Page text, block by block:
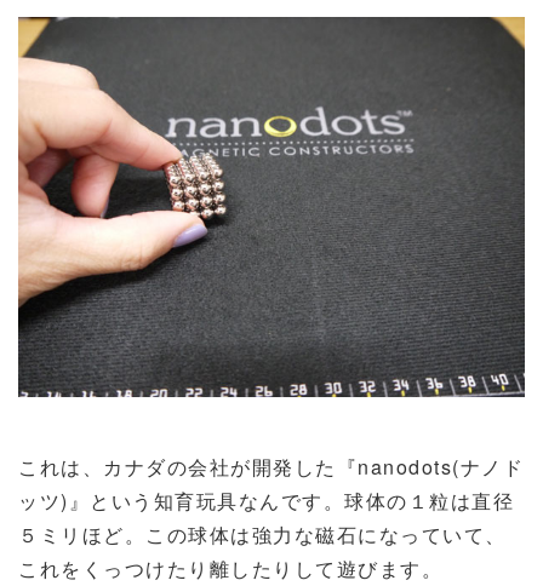
これは、カナダの会社が開発した『nanodots(ナノド
ッツ)』という知育玩具なんです。球体の１粒は直径
５ミリほど。この球体は強力な磁石になっていて、
これをくっつけたり離したりして遊びます。